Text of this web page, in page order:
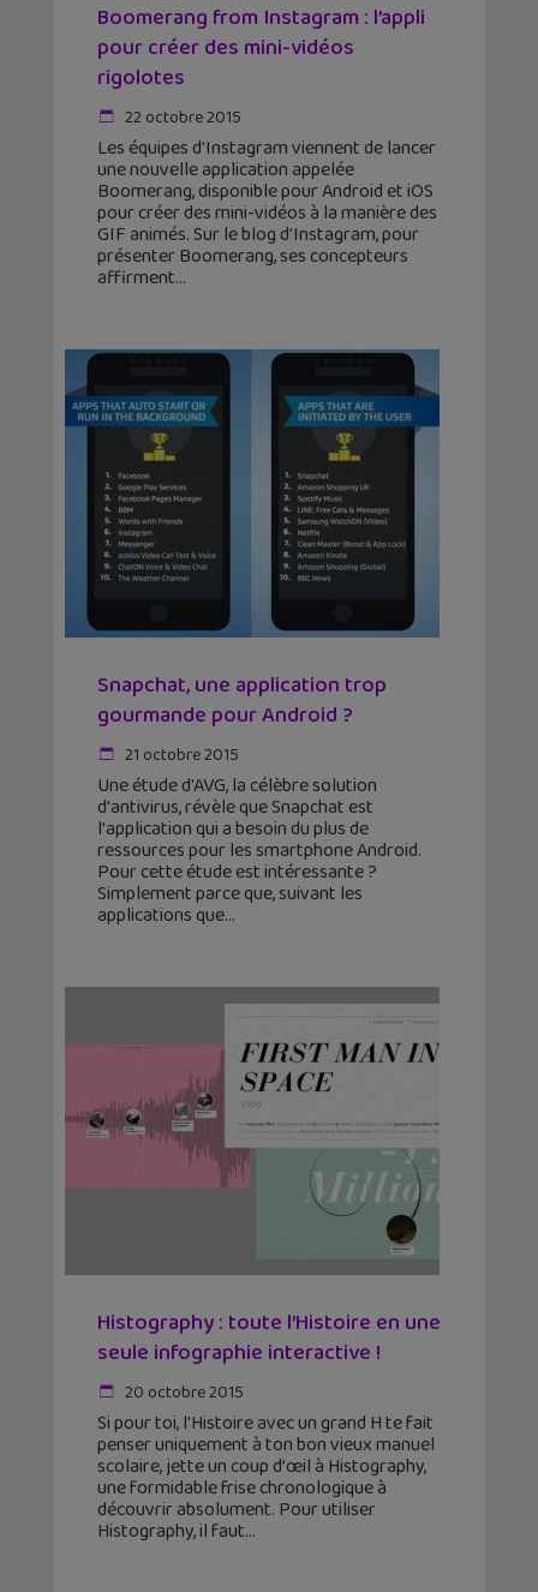
Boomerang from Instagram : l’appli
pour créer des mini-vidéos
rigolotes
22 octobre 2015
Les équipes d'Instagram viennent de lancer
une nouvelle application appelée
Boomerang, disponible pour Android et iOS
pour créer des mini-vidéos à la manière des
GIF animés. Sur le blog d'Instagram, pour
présenter Boomerang, ses concepteurs
affirment
Snapchat, une application trop
gourmande pour Android ?
21 octobre 2015
Une étude d'AVG, la célèbre solution
d'antivirus, révèle que Snapchat est
l'application qui a besoin du plus de
ressources pour les smartphone Android.
Pour cette étude est intéressante ?
Simplement parce que, suivant les
applications que
Histography : toute l’Histoire en une
seule infographie interactive !
20 octobre 2015
Si pour toi, l'Histoire avec un grand H te fait
penser uniquement à ton bon vieux manuel
scolaire, jette un coup d’œil à Histography,
une formidable frise chronologique à
découvrir absolument. Pour utiliser
Histography, il faut